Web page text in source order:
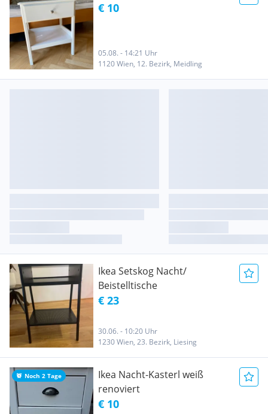
€ 10
05.08. - 14:21 Uhr
1120 Wien, 12. Bezirk, Meidling
Ikea Setskog Nacht/
Beistelltische
€ 23
30.06. - 10:20 Uhr
1230 Wien, 23. Bezirk, Liesing
Noch 2 Tage
Ikea Nacht-Kasterl weiß
renoviert
€ 10